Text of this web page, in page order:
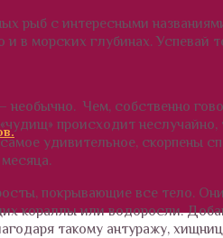
рыб с интересными
и в морских глубинах.
Чем, собственно
происходит
удивительное, скорпены
покрывающие все тело.
кораллы или водоросли.
такому антуражу,